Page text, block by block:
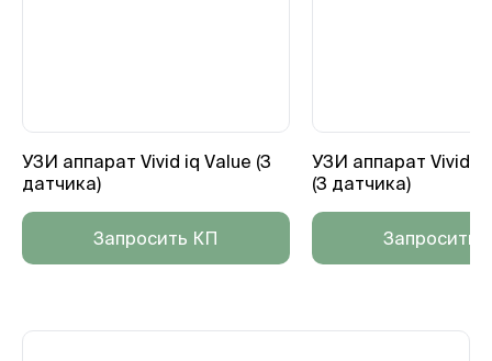
УЗИ аппарат Vivid iq Value (3
датчика)
Запросить КП
УЗИ аппарат Vivid
(3 датчика)
Запросить